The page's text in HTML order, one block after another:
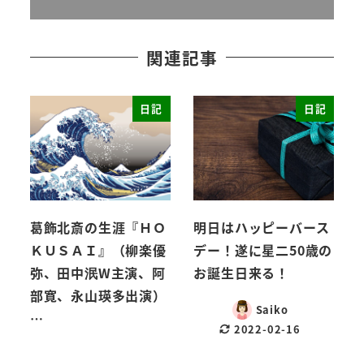
関連記事
日記
葛飾北斎の生涯『ＨＯ
ＫＵＳＡＩ』（柳楽優
弥、田中泯W主演、阿
部寛、永山瑛多出演）
…
日記
明日はハッピーバース
デー！遂に星二50歳の
お誕生日来る！
Saiko
2022-02-16